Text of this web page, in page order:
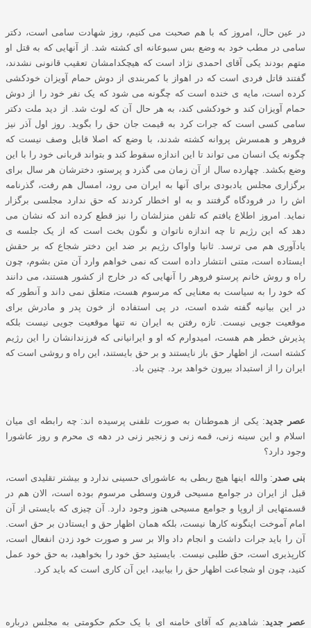
در عین حال، امروز که با هم صحبت می کنیم، روز شهادت سامی است، دکتر
سامی در مطب خود به وضع بس سبوعانه ای کشته شد. از آنهایی که به قتل او
متهم بودند یکی آقای احمدی نژاد است که هیچکدامشان تعقیب قانونی نشدند،
گفتند قاتل فردی است که در اهواز با کمربندی از دوش حمام آویزان خودکشی
کرده است، مایه ی خنده است که چگونه می شود که یک نفر خود را از دوش
حمام آویزان کند و خودکشی کند، به هر حال آن که لوث شد. از دید ملت دکتر
سامی کسی است که جرات کرد به قیمت جان حق را بگوید. روز اول آذر نیز
فروهر و همسرش پروانه کشته شدند، با وضع که اصلا قابل وصف نیست که
چگونه یک انسان می تواند تا این اندازه سقوط کند و بتواند قربانی خود را با این
وضع بکشد. چهارده سال از آن زمان می گذرد و پرستو، دخترشان هر سال برای
برگزاری مجلس یادبودی برای آنها به ایران می رود، امسال هم رفت، گذرنامه
اش را در فرودگاه گرفتند و به او اخطار کردند که حق ندارد مجلسی برگزار
نماید. امروز اطلاع یافتم که تلفن منزلشان را نیز قطع کرده اند که نشان می
دهد که این رژیم تا چه اندازه ناتوان و نگون بخت است که از یک جلسه ی
یادآوری هم می ترسد. ثانیا واواک رژیم بر ضد این دختر شجاع که بر حقش
ایستاده است، متنی انتشار داده است که نمی خواهم وارد آن متن بشوم، چون
راه و روش خانم پرستو فروهر را آنهایی که در خارج از کشور هستند، می دانند
که خود را به سیاست به معنایی که مرسوم هست، متعلق نمی داند و آنطور که
در این بیانیه گفته شده است، در پی استفاده از خون پدر و مادرش برای
موقعیت جویی نیست. تازه رفتن به ایران نه تنها موقعیت جویی نیست بلکه
پذیرش خطر هم هست، امیدوارم که او و ایرانیانی که فرزندانشان را این رژیم
کشته است، از اظهار حق باز نایستند و بر حق بایستند، این راه و روشی است که
ایران را از استبداد بیرون خواهد برد. چنین باد.
عصر جدید: یکی از هموطنان به صورت تلفنی پرسیده اند: چه رابطه ای میان
اسلام و این سینه زنی، قمه زنی و زنجیر زنی در دهه ی محرم و روز عاشورا
وجود دارد؟
بنی صدر : والله اینها هیچ ربطی به عاشورای حسینی ندارد و بیشتر تقلیدی است،
قبل از ایران در جوامع مسیحی قرون وسطی مرسوم بوده است، الان هم در
قسمتهایی از اروپا و جوامع مسیحی هنوز وجود دارد. آن چیزی که بایستی از آن
امام آموخت اینگونه کارها نیست، بلکه همان اظهار حق و ایستادن بر حق است.
آن را باید جرات داشت و انجام داد والا بر سر و صورت خود زدن انفعال است،
کارپذیری است، حق طلبی نیست. بایستید حق خود را بخواهید، به حق خود عمل
کنید، چون او شجاعت اظهار حق را بیابید، این آن کاری است که باید کرد.
عصر جدید: شاهدیم که آقای خامنه ای با یک حکم حکومتی به مجلس درباره